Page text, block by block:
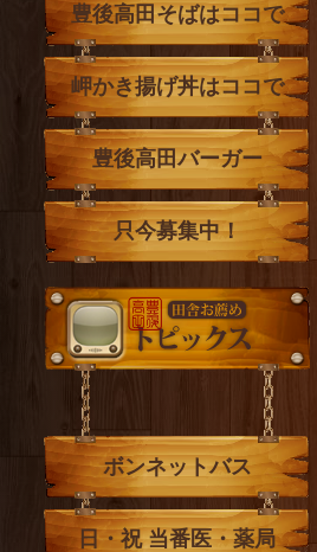
豊後高田そばはココで
岬かき揚げ丼はココで
豊後高田バーガー
只今募集中！
ボンネットバス
日・祝 当番医・薬局